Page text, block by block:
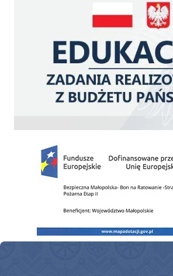
Zakup fabrycznie nowego, średniego